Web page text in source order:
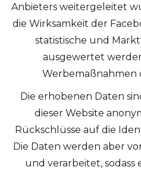
Anbieters weitergeleitet
die Wirksamkeit der
statistische und
ausgewertet
Werbemaßnahmen
Die erhobenen Daten
dieser Website
Rückschlüsse auf die
Die Daten werden aber
und verarbeitet,